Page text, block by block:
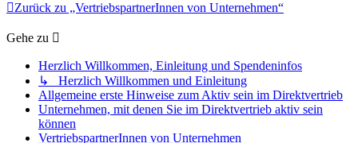
Zurück zu „VertriebspartnerInnen von Unternehmen“
Gehe zu
Herzlich Willkommen, Einleitung und Spendeninfos
↳ Herzlich Willkommen und Einleitung
Allgemeine erste Hinweise zum Aktiv sein im Direktvertrieb
Unternehmen, mit denen Sie im Direktvertrieb aktiv sein
können
VertriebspartnerInnen von Unternehmen